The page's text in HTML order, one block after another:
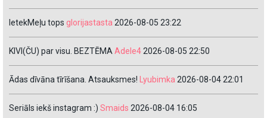
IetekMeļu tops glorijastasta 2026-08-05 23:22
KIVI(ČU) par visu. BEZTĒMAAdele42026-08-05 22:50
Ādas dīvāna tīrīšana. Atsauksmes! Lyubimka 2026-08-04 22:01
Seriāls iekš instagram :) Smaids 2026-08-04 16:05